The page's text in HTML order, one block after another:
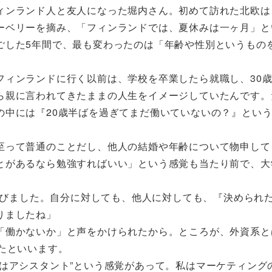
ランド人と友人になった堀内さん。初めて訪れた北欧
リーを摘み、「フィンランドでは、夏休みは一ヶ月」
た5年間で、最も変わったのは「年齢や性別というもの
ンランドに行く以前は、学校を卒業したら就職し、30
に言われてきたままの人生をイメージしていたんです
には『20歳半ばを過ぎてまだ働いていないの？』とい
て普通のことだし、他人の結婚や年齢について物申し
あるなら勉強すればいい」という感覚も当たり前で、
ました。自分に対しても、他人に対しても、『決められ
したね」
かないか」と声をかけられたから。ところが、外資系
いいます。
アシスタント”という感覚があって。私はマーケティング